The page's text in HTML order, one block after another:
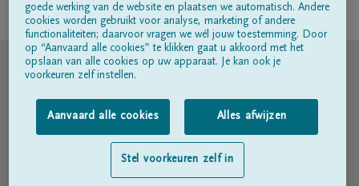
Volg ons op
© DELA
Gebruiksvoorwaarden
Privacyverklaring
Toegankelijkheidsverklaring
goede werking van de website en plaatsen we automatisch. Andere
cookies worden gebruikt voor analyse, marketing of andere
functionaliteiten; daarvoor vragen we wél jouw toestemming. Door
op “Aanvaard alle cookies” te klikken gaat u akkoord met het
opslaan van alle cookies op uw apparaat. Je kan ook je
voorkeuren zelf instellen.
Aanvaard alle cookies Alles afwijzen
Stel voorkeuren zelf in